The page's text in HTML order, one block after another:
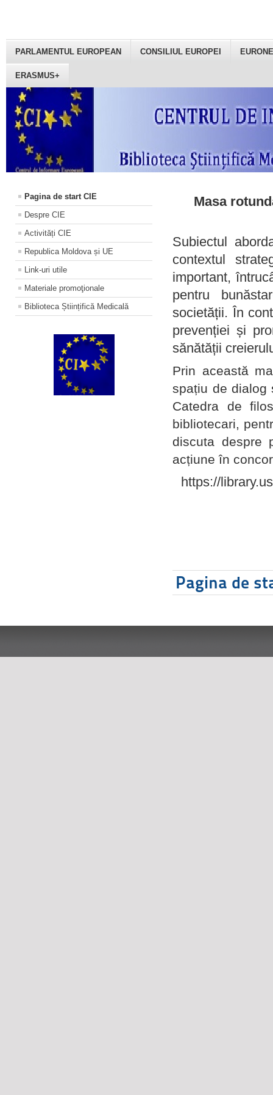
PARLAMENTUL EUROPEAN CONSILIUL EUROPEI
ERASMUS+
Pagina de start CIE
Despre CIE
Activități CIE
Republica Moldova și UE
Link-uri utile
Materiale promoţionale
Biblioteca Științifică Medicală
Masa
Subiectul
contextul
important,
pentru
societății. În
prevenției și
sănătății
Prin această
spațiu de dialog
Catedra de
bibliotecari,
discuta despre
acțiune în
https://
Pagina de